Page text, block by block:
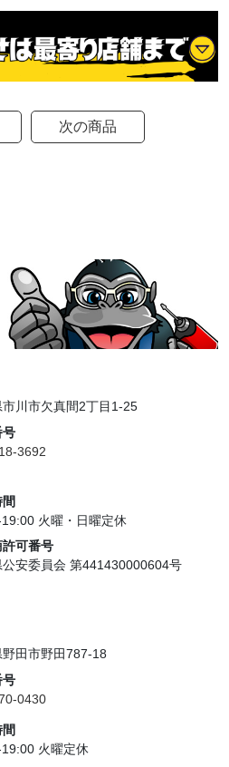
次の商品
市川市欠真間2丁目1-25
号
3692
火曜・日曜定休
可番号
公安委員会 第441430000604号
野田市野田787-18
号
0430
火曜定休